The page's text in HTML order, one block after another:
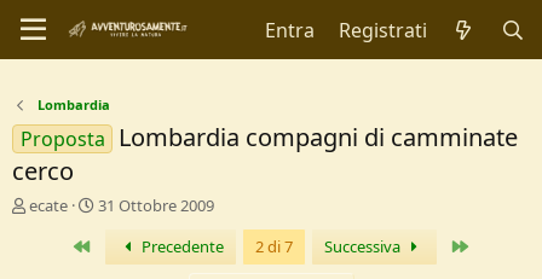
Entra Registrati
Lombardia
Proposta
Lombardia compagni di camminate
cerco
C
ecate
D
31 Ottobre 2009
Primo Precedente 2 di 7 Successiva